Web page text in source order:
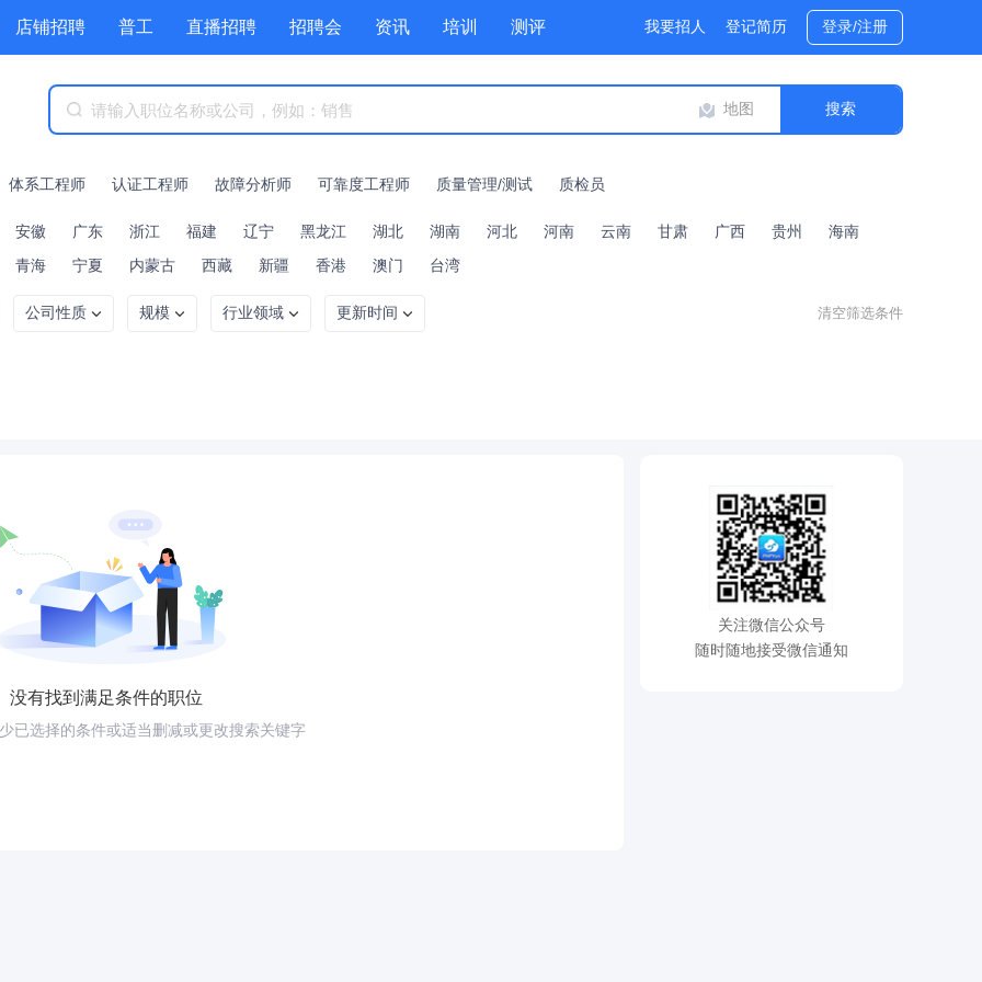
店铺招聘 普工 直播招聘 招聘会 资讯 培训 测评
商城 附近职位 工具箱 赏金招聘
我要招人 登记简历 登录/注册
地图
体系工程师 认证工程师 故障分析师 可靠度工程师 质量管理/测试 质检员
安徽 广东 浙江 福建 辽宁 黑龙江 湖北 湖南 河北 河南 云南 甘肃 广西 贵州
海南
青海 宁夏 内蒙古 西藏 新疆 香港 澳门 台湾
公司性质 规模 行业领域 更新时间 清空筛选条件
没有找到满足条件的职位
已选择的条件或适当删减或更改搜索关键字
关注微信公众号
随时随地接受微信通知